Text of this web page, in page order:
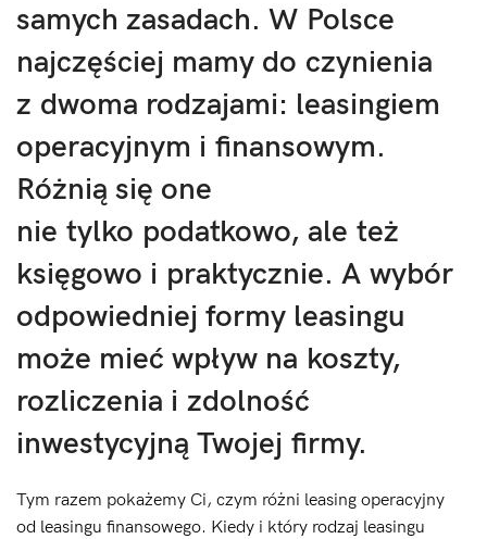
samych zasadach. W Polsce
najczęściej mamy do czynienia
z dwoma rodzajami: leasingiem
operacyjnym i finansowym.
Różnią się one
nie tylko podatkowo, ale też
księgowo i praktycznie. A wybór
odpowiedniej formy leasingu
może mieć wpływ na koszty,
rozliczenia i zdolność
inwestycyjną Twojej firmy.
Tym razem pokażemy Ci, czym różni leasing operacyjny
od leasingu finansowego. Kiedy i który rodzaj leasingu